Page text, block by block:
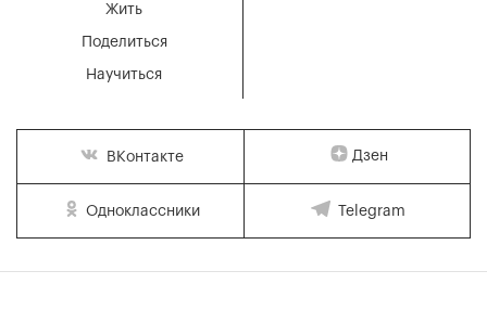
Жить
Поделиться
Научиться
ВКонтакте Дзен
Одноклассники Telegram